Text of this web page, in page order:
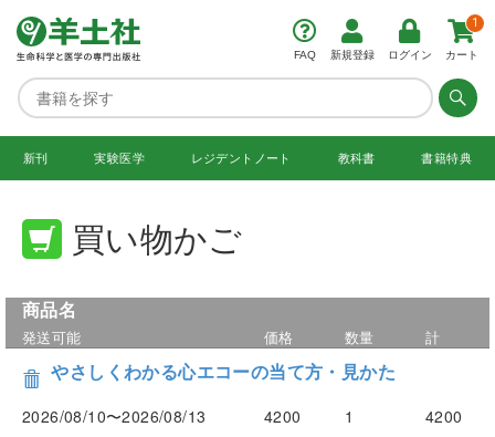
FAQ 新規登録 ログイン カート
1
新刊 実験医学 レジデント ノート 教科書 書籍特典
買い物かご
商品名
発送可能 価格 数量 計
やさしくわかる心エコーの当て方・見かた
2026/08/10〜2026/08/13 4200 1 4200